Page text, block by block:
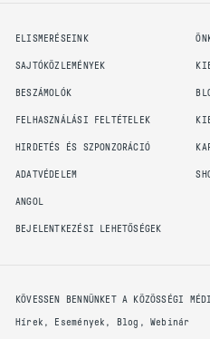
ELISMERÉSEINK
SAJTÓKÖZLEMÉNYEK
BESZÁMOLÓK
FELHASZNÁLÁSI FELTÉTELEK
HIRDETÉS ÉS SZPONZORÁCIÓ
ADATVÉDELEM
ANGOL
BEJELENTKEZÉSI LEHETŐSÉGEK
KÖVESSEN BENNÜNKET A KÖZÖSSÉGI
Hírek, Események, Blog, Webinár